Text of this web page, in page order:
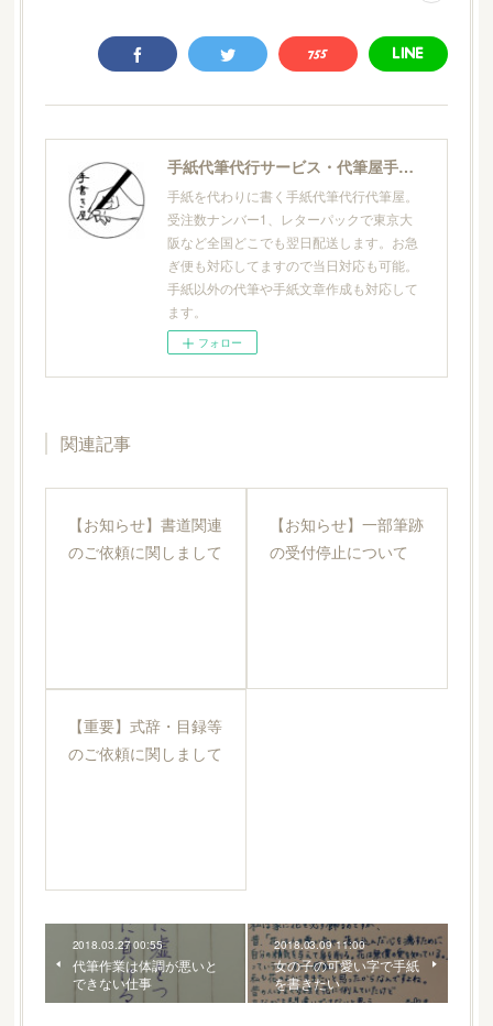
手紙代筆代行サービス・代筆屋手書き屋®
手紙を代わりに書く手紙代筆代行代筆屋。
受注数ナンバー1、レターパックで東京大
阪など全国どこでも翌日配送します。お急
ぎ便も対応してますので当日対応も可能。
手紙以外の代筆や手紙文章作成も対応して
ます。
フォロー
関連記事
【お知らせ】書道関連
のご依頼に関しまして
【お知らせ】一部筆跡
の受付停止について
【重要】式辞・目録等
のご依頼に関しまして
2018.03.27 00:55
代筆作業は体調が悪いと
できない仕事
2018.03.09 11:00
女の子の可愛い字で手紙
を書きたい